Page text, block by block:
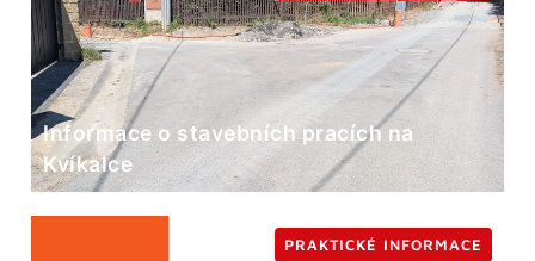
Informace o stavebních pracích na
Kvíkalce
PRAKTICKÉ INFORMACE